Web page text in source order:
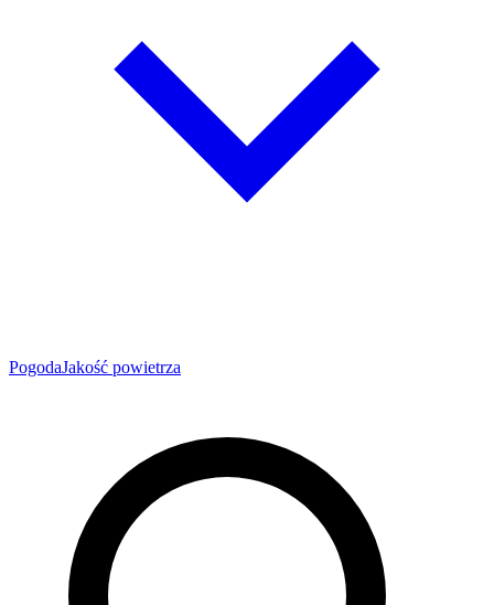
PogodaJakość powietrza